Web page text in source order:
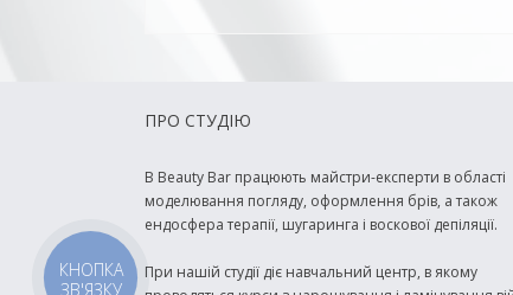
ПРО СТУДІЮ
В Beauty Bar працюють майстри-експерти в області
моделювання погляду, оформлення брів, а також
ендосфера терапії, шугаринга і воскової депіляції.
При нашій студії діє навчальний центр, в якому
КНОПКА
ЗВ'ЯЗКУ